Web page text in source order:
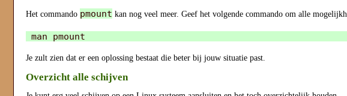
Het commando pmount kan nog veel meer. Geef het volgende commando om alle
Je zult zien dat er een oplossing bestaat die beter bij jouw situatie past.
Overzicht alle schijven